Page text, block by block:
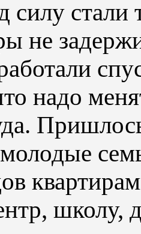
силу стали
не
надо
школу,